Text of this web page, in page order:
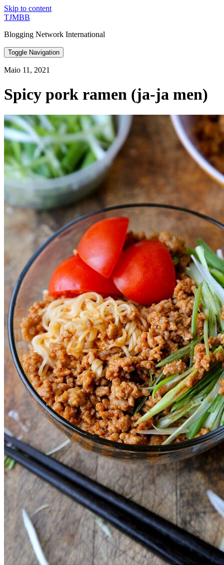
Skip to content
TJMBB
Blogging Network International
Toggle Navigation
Maio 11, 2021
Spicy pork ramen (ja-ja men)